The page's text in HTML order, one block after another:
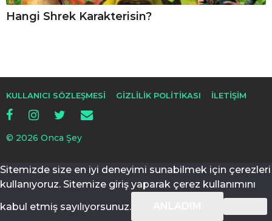
Hangi Shrek Karakterisin?
KULLANICI SÖZLEŞMESI GIZLILIK POLITIKASI İLETIŞIM
© 2026 Onca Şey
Sitemizde size en iyi deneyimi sunabilmek için çerezleri
kullanıyoruz. Sitemize giriş yaparak çerez kullanımını
kabul etmiş sayılıyorsunuz.